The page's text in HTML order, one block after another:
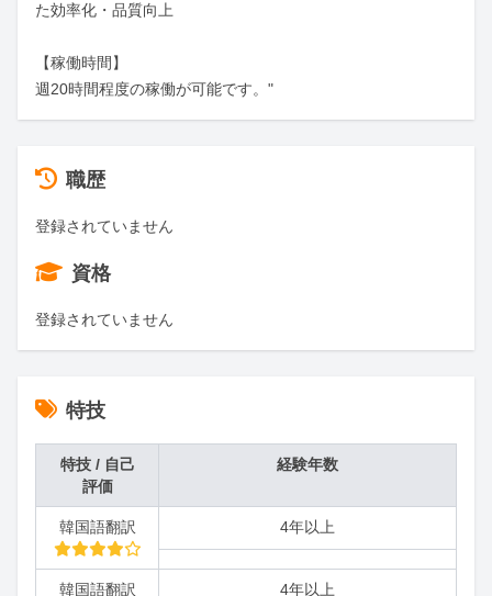
た効率化・品質向上
【稼働時間】
週20時間程度の稼働が可能です。"
職歴
登録されていません
資格
登録されていません
特技
特技 / 自己
評価
経験年数
韓国語翻訳 4年以上
韓国語翻訳 4年以上